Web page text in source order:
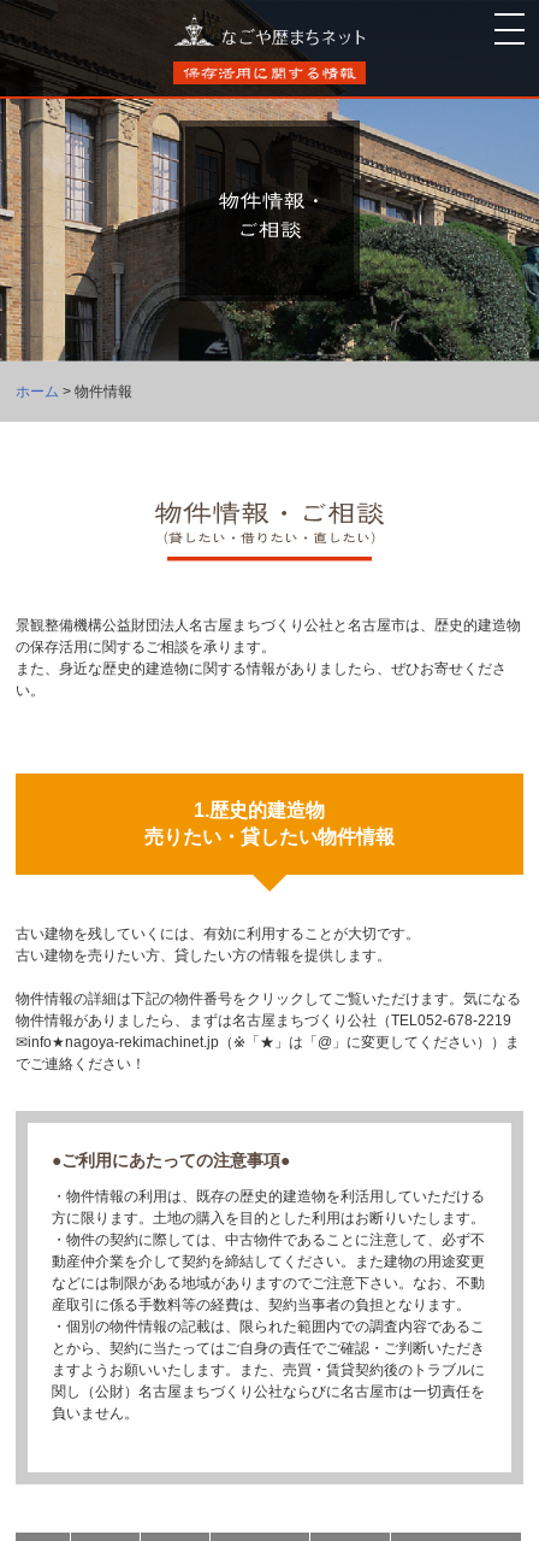
ホーム > 物件情報
景観整備機構公益財団法人名古屋まちづくり公社と名古屋市は、歴史的建造物
の保存活用に関するご相談を承ります。
また、身近な歴史的建造物に関する情報がありましたら、ぜひお寄せくださ
い。
1.歴史的建造物
売りたい・貸したい物件情報
古い建物を残していくには、有効に利用することが大切です。
古い建物を売りたい方、貸したい方の情報を提供します。
物件情報の詳細は下記の物件番号をクリックしてご覧いただけます。気になる
物件情報がありましたら、まずは名古屋まちづくり公社（TEL052-678-2219
✉info★nagoya-rekimachinet.jp（※「★」は「@」に変更してください））ま
でご連絡ください！
●ご利用にあたっての注意事項●
・物件情報の利用は、既存の歴史的建造物を利活用していただける
方に限ります。土地の購入を目的とした利用はお断りいたします。
・物件の契約に際しては、中古物件であることに注意して、必ず不
動産仲介業を介して契約を締結してください。また建物の用途変更
などには制限がある地域がありますのでご注意下さい。なお、不動
産取引に係る手数料等の経費は、契約当事者の負担となります。
・個別の物件情報の記載は、限られた範囲内での調査内容であるこ
とから、契約に当たってはご自身の責任でご確認・ご判断いただき
ますようお願いいたします。また、売買・賃貸契約後のトラブルに
関し（公財）名古屋まちづくり公社ならびに名古屋市は一切責任を
負いません。